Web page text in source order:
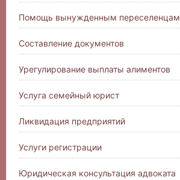
Помощь вынужденным переселенцам
Составление документов
Урегулирование выплаты алиментов
Услуга семейный юрист
Ликвидация предприятий
Услуги регистрации
Юридическая консультация адвоката